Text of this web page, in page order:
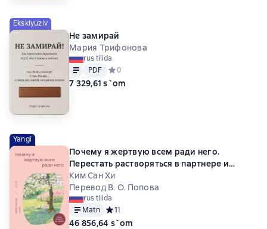
Eksklyuziv
Не замирай
Мария Трифонова
rus tilida
Matn
PDF
PDF Средний рейтинг 0 на основе 0 оценок
0
7 329,61 s`om
Yangi
Почему я жертвую всем ради него.
Перестать растворяться в партнере и
сохранить себя в отношениях
Ким Сан Хи
Перевод В. О. Попова
rus tilida
Matn
Средний рейтинг 1 на основе 1 оценок
11
46 856,64 s`om